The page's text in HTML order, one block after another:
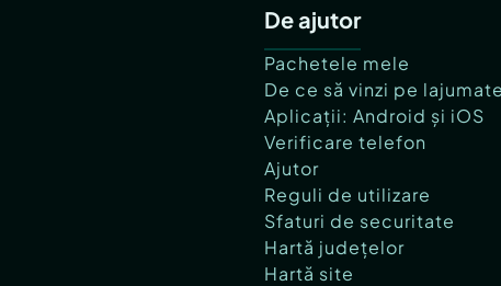
De ajutor
Pachetele mele
De ce să vinzi pe
Aplicații: Android și iOS
Verificare telefon
Ajutor
Reguli de utilizare
Sfaturi de securitate
Hartă județelor
Hartă site